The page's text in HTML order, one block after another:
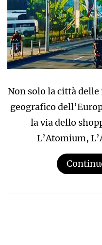
Non solo la città
geografico
la via dello
L’Atomium,